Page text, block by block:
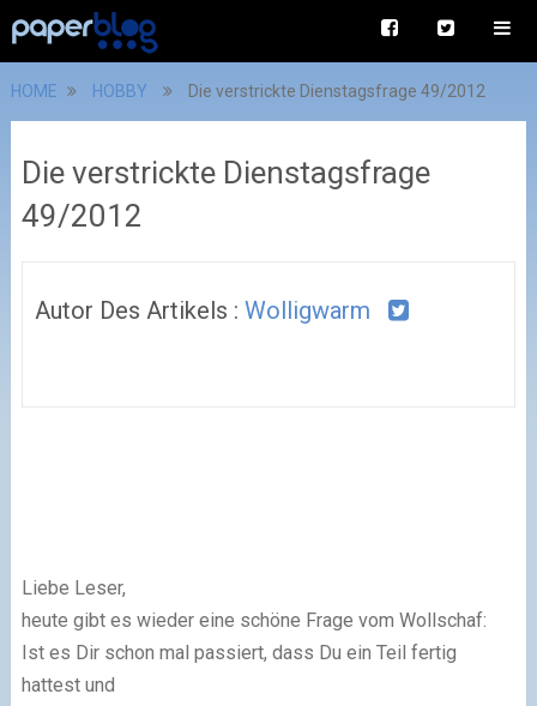
HOME HOBBY Die verstrickte Dienstagsfrage 49/2012
Die verstrickte Dienstagsfrage
49/2012
Autor Des Artikels : Wolligwarm
Liebe Leser,
heute gibt es wieder eine schöne Frage vom Wollschaf:
Ist es Dir schon mal passiert, dass Du ein Teil fertig
hattest und